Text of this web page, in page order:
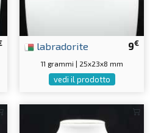
9€
labradorite
11 grammi | 25x23x8 mm
vedi il prodotto